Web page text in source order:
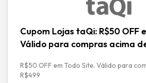
Cupom Lojas taQi: R$50 OFF
Válido para compras acima
R$50 OFF em Todo Site. Válido para
R$499